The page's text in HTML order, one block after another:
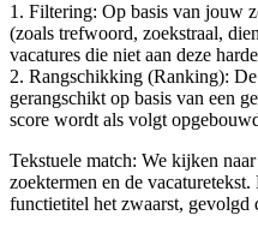
1. Filtering: Op basis van jouw
(zoals trefwoord, zoekstraal,
vacatures die niet aan deze
2. Rangschikking (Ranking):
gerangschikt op basis van een
score wordt als volgt
Tekstuele match: We kijken
zoektermen en de
functietitel het zwaarst,